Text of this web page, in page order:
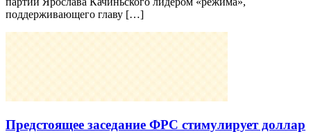
поддерживающего главу […]
Предстоящее заседание ФРС стимулирует доллар